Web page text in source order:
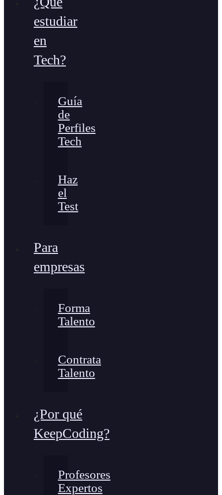
estudiar
en
Tech?
Guía
de
Perfiles
Tech
Haz
el
Test
Para
empresas
Forma
Talento
Contrata
Talento
¿Por qué
KeepCoding?
Profesores
Expertos